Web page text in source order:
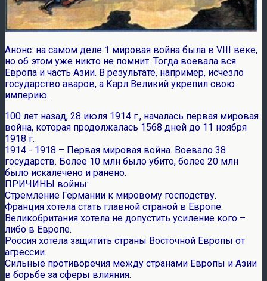
Анонс: на самом деле 1 мировая война была в VIII веке,
но об этом уже никто не помнит. Тогда воевала вся
Европа и часть Азии. В результате, например, исчезло
государство аваров, а Карл Великий укрепил свою
империю.
100 лет назад, 28 июля 1914 г., началась первая мировая
война, которая продолжалась 1568 дней до 11 ноября
1918 г.
1914 - 1918 – Первая мировая война. Воевало 38
государств. Более 10 млн было убито, более 20 млн
было искалечено и ранено.
ПРИЧИНЫ войны:
Стремление Германии к мировому господству.
Франция хотела стать главной страной в Европе.
Великобритания хотела не допустить усиление кого –
либо в Европе.
Россия хотела защитить страны Восточной Европы от
агрессии.
Сильные противоречия между странами Европы и Азии
в борьбе за сферы влияния.